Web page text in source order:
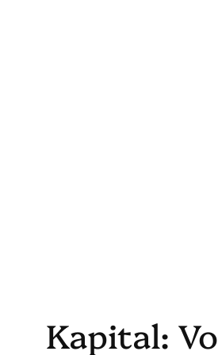
Kapital: